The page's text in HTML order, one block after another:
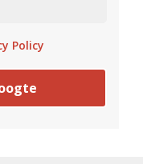
Policy